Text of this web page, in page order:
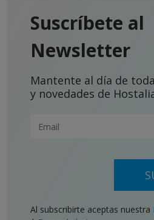
Suscríbete al
Newsletter
Mantente al día de
y novedades de
Al subscribirte aceptas nuestra